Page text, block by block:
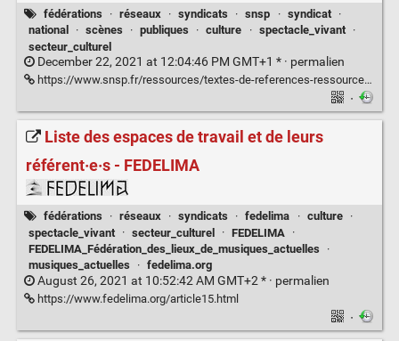
fédérations · réseaux · syndicats · snsp · syndicat
·
national
· scènes · publiques · culture · spectacle_vivant
·
secteur_culturel
December 22, 2021 at 12:04:46 PM GMT+1 * · permalien
https://www.snsp.fr/ressources/textes-de-references-ressources/convention-collective-textes-de-references-ressources/grilles-des-salaires-2021/
·
Liste des espaces de travail et de leurs
référent·e·s - FEDELIMA
fédérations · réseaux · syndicats · fedelima · culture
·
spectacle_vivant
· secteur_culturel · FEDELIMA ·
FEDELIMA_Fédération_des_lieux_de_musiques_actuelles
·
musiques_actuelles
· fedelima.org
August 26, 2021 at 10:52:42 AM GMT+2 * · permalien
https://www.fedelima.org/article15.html
·